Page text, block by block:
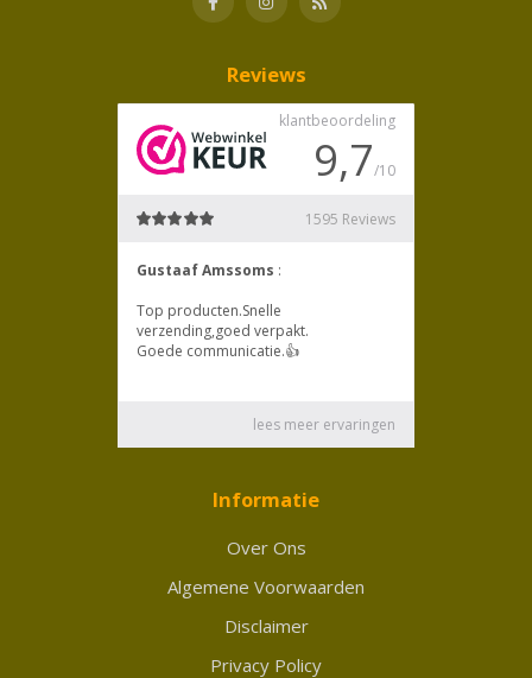
Reviews
Informatie
Over Ons
Algemene Voorwaarden
Disclaimer
Privacy Policy